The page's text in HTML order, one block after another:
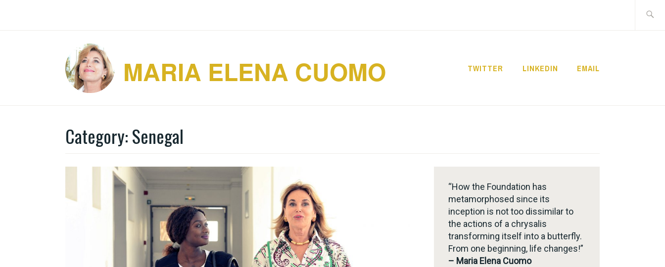
MARIA ELENA CUOMO TWITTER LINKEDIN EMAIL
Category:Senegal
“How the Foundation has
metamorphosed since its
inception is not too dissimilar to
the actions of a chrysalis
transforming itself into a butterfly.
From one beginning, life changes!”
– Maria Elena Cuomo